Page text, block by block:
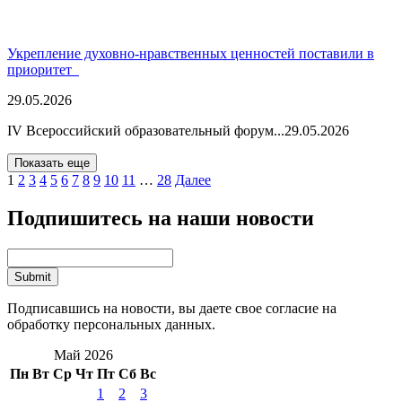
Укрепление духовно-нравственных ценностей поставили в
приоритет
29.05.2026
IV Всероссийский образовательный форум...29.05.2026
Показать еще
1 2 3 4 5 6 7 8 9 10 11 … 28 Далее
Подпишитесь на наши новости
Подписавшись на новости, вы даете свое согласие на
обработку персональных данных.
Май 2026
Пн Вт Ср Чт Пт Сб Вс
1
2
3